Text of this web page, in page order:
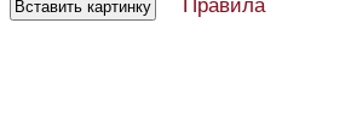
Правила